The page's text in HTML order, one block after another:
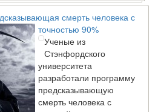
смерть человека с
точностью 90%
Ученые из
Стэнфордского
университета
разработали программу
предсказывающую
смерть человека с
высокой точностью.